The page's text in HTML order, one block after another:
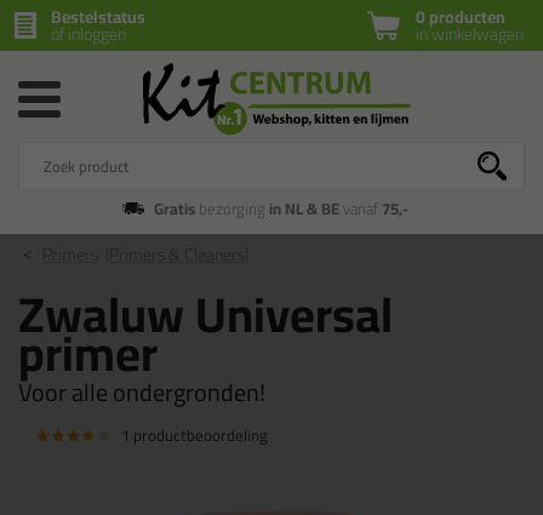
0 producten
in winkelwagen
Bestelstatus
of inloggen
Gratisbezorging in NL & BEvanaf75,-
Zwaluw Universal
primer
Voor alle ondergronden!
1 productbeoordeling